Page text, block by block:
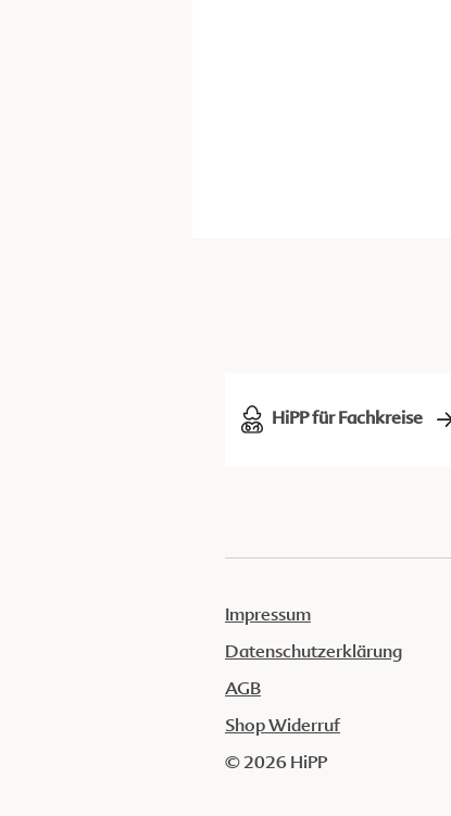
HiPP für Fachkreise
Impressum
Datenschutzerklärung
AGB
Shop Widerruf
© 2026 HiPP